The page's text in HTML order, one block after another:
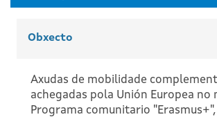
Obxecto
Axudas de mobilidade
achegadas pola Unión Europea no
Programa comunitario